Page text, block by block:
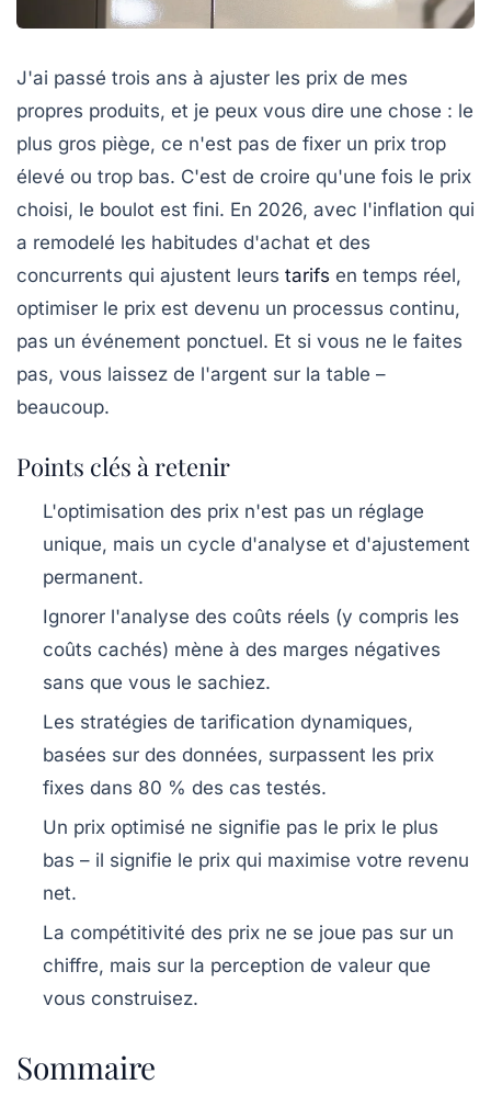
J'ai passé trois ans à ajuster les prix de mes
propres produits, et je peux vous dire une chose : le
plus gros piège, ce n'est pas de fixer un prix trop
élevé ou trop bas. C'est de croire qu'une fois le prix
choisi, le boulot est fini. En 2026, avec l'inflation qui
a remodelé les habitudes d'achat et des
concurrents qui ajustent leurs tarifs en temps réel,
optimiser le prix est devenu un processus continu,
pas un événement ponctuel. Et si vous ne le faites
pas, vous laissez de l'argent sur la table –
beaucoup.
Points clés à retenir
L'optimisation des prix n'est pas un réglage
unique, mais un cycle d'analyse et d'ajustement
permanent.
Ignorer l'analyse des coûts réels (y compris les
coûts cachés) mène à des marges négatives
sans que vous le sachiez.
Les stratégies de tarification dynamiques,
basées sur des données, surpassent les prix
fixes dans 80 % des cas testés.
Un prix optimisé ne signifie pas le prix le plus
bas – il signifie le prix qui maximise votre revenu
net.
La compétitivité des prix ne se joue pas sur un
chiffre, mais sur la perception de valeur que
vous construisez.
Sommaire